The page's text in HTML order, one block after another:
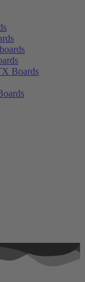
Boards